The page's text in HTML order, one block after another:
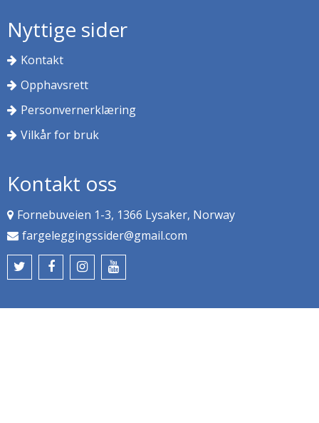
Nyttige sider
Kontakt
Opphavsrett
Personvernerklæring
Vilkår for bruk
Kontakt oss
Fornebuveien 1-3, 1366 Lysaker, Norway
fargeleggingssider@gmail.com